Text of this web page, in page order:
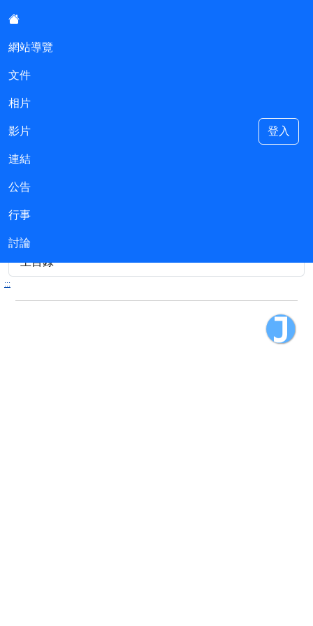
網站導覽
文件
相片
影片
連結
公告
行事
討論
登入
現在位置:連結
主目錄
:::